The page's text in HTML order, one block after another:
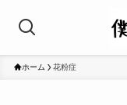
ホーム 花粉症